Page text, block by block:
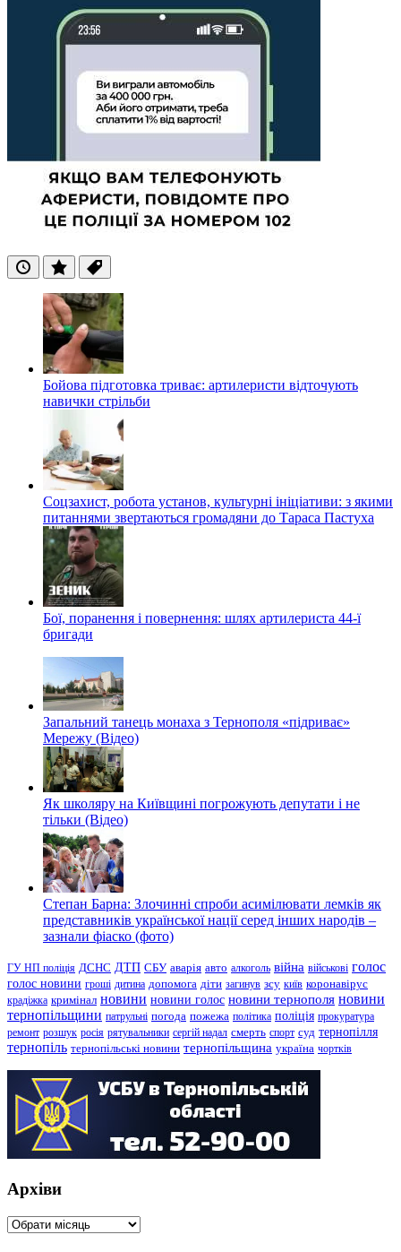
ОстанніПопулярні
Теги
Бойова підготовка триває: артилеристи відточують
навички стрільби
Соцзахист, робота установ, культурні ініціативи: з якими
питаннями звертаються громадяни до Тараса Пастуха
Бої, поранення і повернення: шлях артилериста 44-ї
бригади
Запальний танець монаха з Тернополя «підриває»
Мережу (Відео)
Як школяру на Київщині погрожують депутати і не
тільки (Відео)
Степан Барна: Злочинні спроби асимілювати лемків як
представників української нації серед інших народів –
зазнали фіаско (фото)
ГУ НП поліція ДСНС ДТП СБУ аварія авто алкоголь війна військові голос
голос новини гроші дитина допомога діти загинув зсу київ коронавірус
крадіжка кримінал новини новини голос новини тернополя новини
тернопільщини патрульні погода пожежа політика поліція прокуратура
ремонт розшук росія рятувальники сергій надал смерть спорт суд тернопілля
тернопіль тернопільські новини тернопільщина україна чортків
Архіви
Архіви